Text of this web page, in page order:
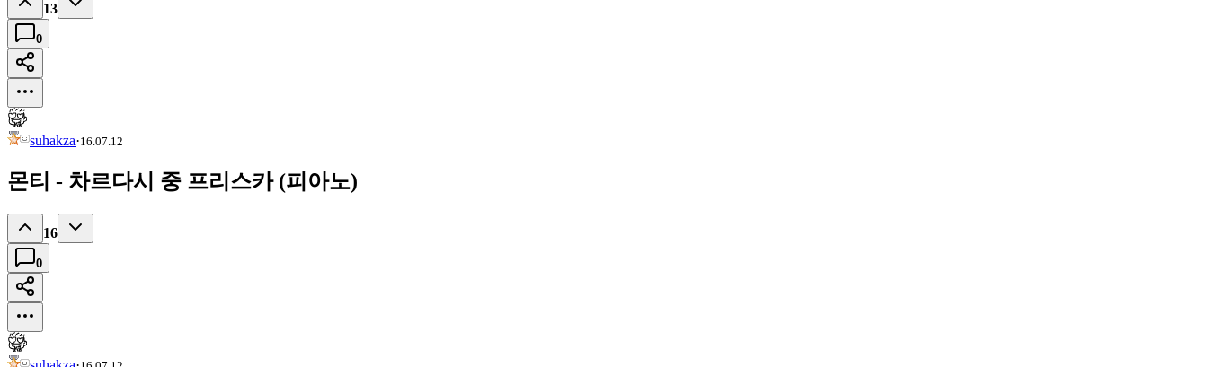
13
0
suhakza·16.07.12
몬티 - 차르다시 중 프리스카 (피아노)
16
0